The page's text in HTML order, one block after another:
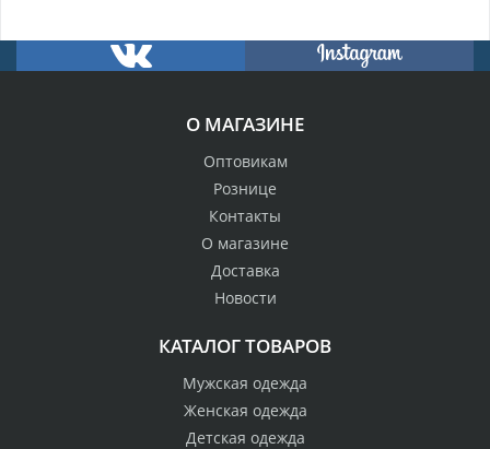
О МАГАЗИНЕ
Оптовикам
Рознице
Контакты
О магазине
Доставка
Новости
КАТАЛОГ ТОВАРОВ
Мужская одежда
Женская одежда
Детская одежда